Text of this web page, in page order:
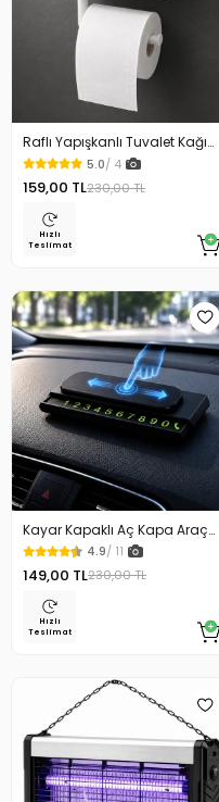
Raflı Yapışkanlı Tuvalet Kağıdı
Askılığı
5.0/ 4
159,00 TL230,00 TL
Hızlı
Teslimat
Kayar Kapaklı Aç Kapa Araç
Torpido Üstü Fosforlu
Numaratör Park Numaratörü
4.9/ 11
149,00 TL230,00 TL
Hızlı
Teslimat